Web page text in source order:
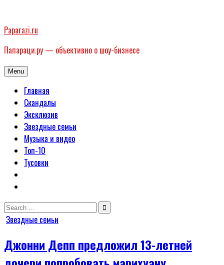
content
Paparazi.ru
Папараци.ру — объективно о шоу-бизнесе
Menu
Главная
Скандалы
Эксклюзив
Звездные семьи
Музыка и видео
Топ-10
Тусовки
Search
for:
Posted
Звездные семьи
Джонни Депп предложил 13-летней